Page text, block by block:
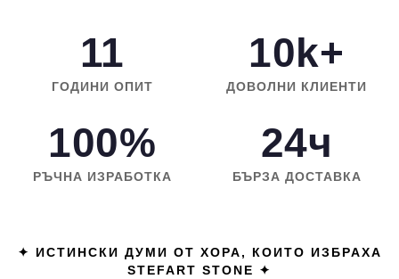
11
ГОДИНИ ОПИТ
10k+
ДОВОЛНИ КЛИЕНТИ
100%
РЪЧНА ИЗРАБОТКА
24ч
БЪРЗА ДОСТАВКА
✦ ИСТИНСКИ ДУМИ ОТ ХОРА, КОИТО ИЗБРАХА
STEFART STONE ✦